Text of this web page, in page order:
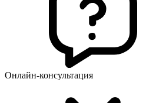
Онлайн-консультация